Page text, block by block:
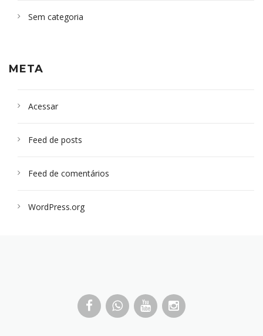
Sem categoria
META
Acessar
Feed de posts
Feed de comentários
WordPress.org